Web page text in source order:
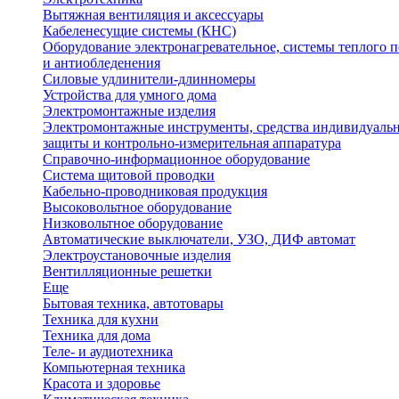
Вытяжная вентиляция и аксессуары
Кабеленесущие системы (КНС)
Оборудование электронагревательное, системы теплого
и антиобледенения
Силовые удлинители-длинномеры
Устройства для умного дома
Электромонтажные изделия
Электромонтажные инструменты, средства
защиты и контрольно-измерительная аппаратура
Справочно-информационное оборудование
Система щитовой проводки
Кабельно-проводниковая продукция
Высоковольтное оборудование
Низковольтное оборудование
Автоматические выключатели, УЗО, ДИФ автомат
Электроустановочные изделия
Вентилляционные решетки
Еще
Бытовая техника, автотовары
Техника для кухни
Техника для дома
Теле- и аудиотехника
Компьютерная техника
Красота и здоровье